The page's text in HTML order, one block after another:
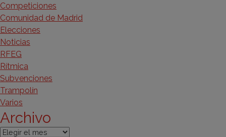
Competiciones
Comunidad de Madrid
Elecciones
Noticias
RFEG
Rítmica
Subvenciones
Trampolín
Varios
Archivo
Archivo